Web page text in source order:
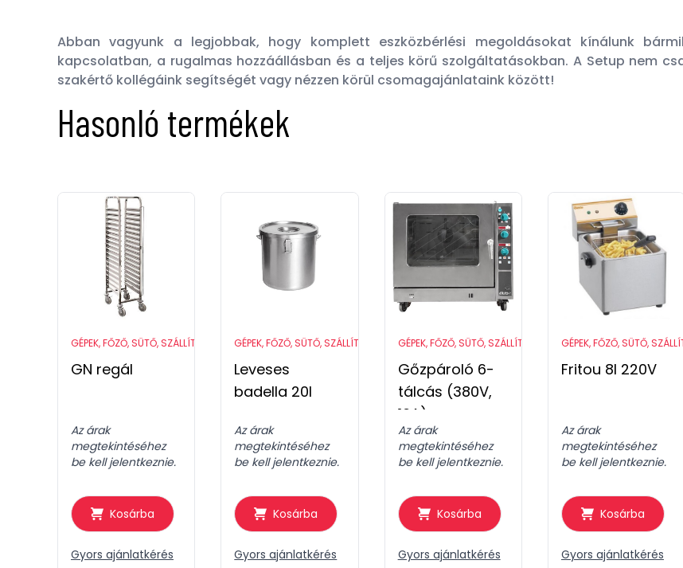
Abban vagyunk a legjobbak, hogy komplett eszközbérlési megoldásokat kínálunk
kapcsolatban, a rugalmas hozzáállásban és a teljes körű szolgáltatásokban. A Setup nem
szakértő kollégáink segítségét vagy nézzen körül csomagajánlataink között!
Hasonló termékek
GÉPEK, FŐZŐ, SÜTŐ, SZÁLLÍTÓ ESZKÖZÖK
GN regál
Az árak
megtekintéséhez
be kell jelentkeznie.
Kosárba
Gyors ajánlatkérés
GÉPEK, FŐZŐ, SÜTŐ, SZÁLLÍTÓ ESZKÖZÖK
Leveses
badella 20l
Az árak
megtekintéséhez
be kell jelentkeznie.
Kosárba
Gyors ajánlatkérés
GÉPEK, FŐZŐ, SÜTŐ, SZÁLLÍTÓ ESZKÖZÖK
Gőzpároló 6-
tálcás (380V,
16A)
Az árak
megtekintéséhez
be kell jelentkeznie.
Kosárba
Gyors ajánlatkérés
GÉPEK, FŐZŐ, SÜTŐ,
Fritou 8l 220V
Az árak
megtekintéséhez
be kell jelentkeznie.
Kosárba
Gyors ajánlatkérés